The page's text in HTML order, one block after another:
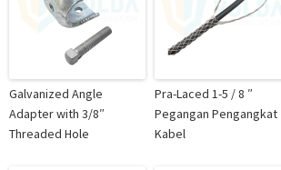
Galvanized Angle
Adapter with 3/8″
Threaded Hole
Pra-Laced 1-5 / 8 ″
Pegangan Pengangkat
Kabel